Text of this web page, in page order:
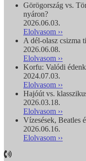
Görögország vs.
nyáron?
2026.06.03.
Elolvasom ››
A dél-olasz csizma
2026.06.08.
Elolvasom ››
Korfu: Valódi
2024.07.03.
Elolvasom ››
Hajóút vs.
2026.03.18.
Elolvasom ››
Vízesések, Beatles
2026.06.16.
Elolvasom ››